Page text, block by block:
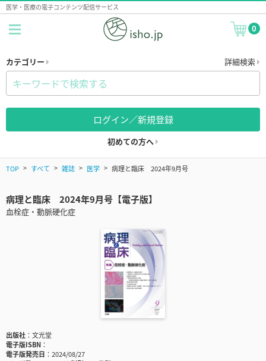
医学・医療の電子コンテンツ配信サービス
0
カテゴリー 詳細検索
ログイン／新規登録
初めての方へ
TOP すべて 雑誌 医学 病理と臨床 2024年9月号
病理と臨床 2024年9月号【電子版】
血栓症・動脈硬化症
出版社
文光堂
電子版ISBN
電子版発売日
2024/08/27